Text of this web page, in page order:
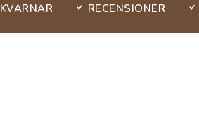
KVARNAR RECENSIONER